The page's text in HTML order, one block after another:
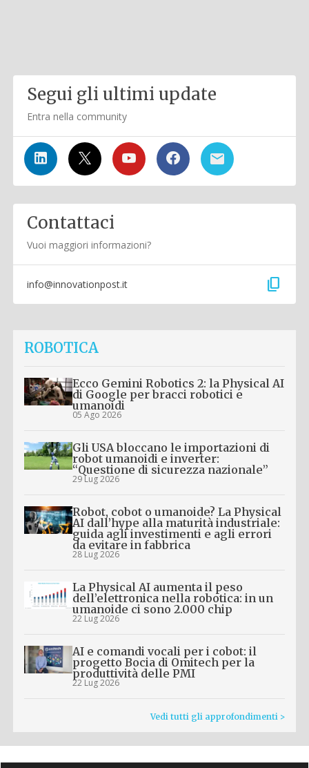
Segui gli ultimi update
Entra nella community
Contattaci
Vuoi maggiori informazioni?
info@innovationpost.it content_copy
ROBOTICA
Ecco Gemini Robotics 2: la Physical AI
di Google per bracci robotici e
umanoidi
05 Ago 2026
Gli USA bloccano le importazioni di
robot umanoidi e inverter:
“Questione di sicurezza nazionale”
29 Lug 2026
Robot, cobot o umanoide? La Physical
AI dall’hype alla maturità industriale:
guida agli investimenti e agli errori
da evitare in fabbrica
28 Lug 2026
La Physical AI aumenta il peso
dell’elettronica nella robotica: in un
umanoide ci sono 2.000 chip
22 Lug 2026
AI e comandi vocali per i cobot: il
progetto Bocia di Omitech per la
produttività delle PMI
22 Lug 2026
Vedi tutti gli approfondimenti >